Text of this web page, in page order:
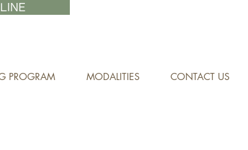
PROGRAM MODALITIES CONTACT US